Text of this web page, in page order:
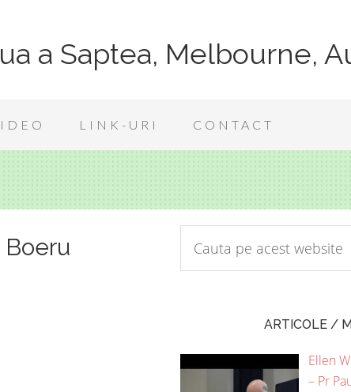
a Saptea, Melbourne,
LINK-URI CONTACT
ARTICOLE /
Ellen
– Pr